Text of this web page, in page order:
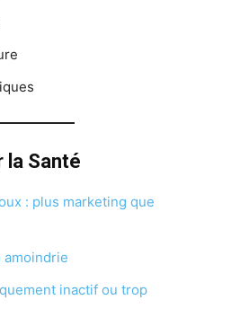
Santé
: plus marketing que
amoindrie
inactif ou trop